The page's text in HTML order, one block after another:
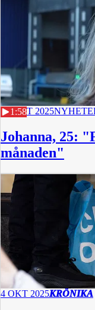
1:58
17 OKT 2025
Johanna, 25:
månaden"
4 OKT 2025KRÖNIKA